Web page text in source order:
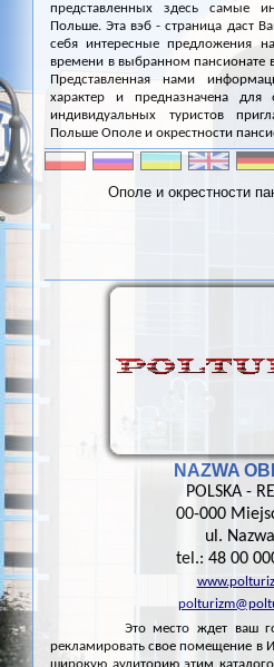
представленных здесь самые
Польше. Эта вэб - страница даст
себя интересные предложения
времени в выбранном пансионате
Представленная нами
характер и предназначена для
индивидуальных туристов
Польше Ополе и окрестности
Ополе и окрестности
NAZWA
POLSKA -
00-000
ul.
tel.: 48 00
Это место ждет ваш
рекламировать свое помещение в
широкую аудиторию этим